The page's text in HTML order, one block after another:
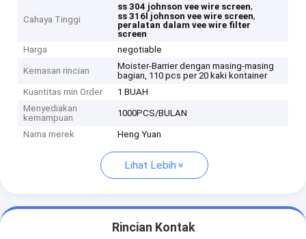
Cahaya Tinggi
ss 304 johnson vee wire screen,
ss 316l johnson vee wire screen,
peralatan dalam vee wire filter
screen
Harga
negotiable
Kemasan rincian
Moister-Barrier dengan masing-masing
bagian, 110 pcs per 20 kaki kontainer
Kuantitas min Order
1 BUAH
Menyediakan
kemampuan
1000PCS/BULAN
Nama merek Heng Yuan
Lihat Lebih
Rincian Kontak